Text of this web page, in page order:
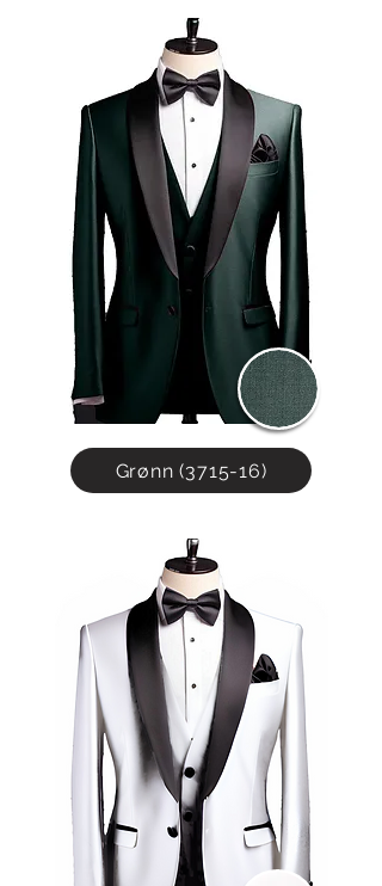
Grønn (3715-16)